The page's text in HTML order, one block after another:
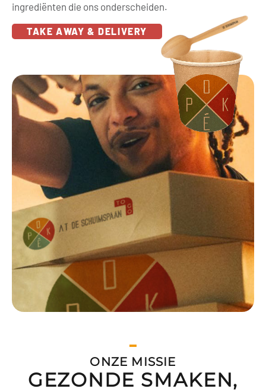
ingrediënten die ons onderscheiden.
TAKE AWAY & DELIVERY
ONZE MISSIE
GEZONDE SMAKEN,